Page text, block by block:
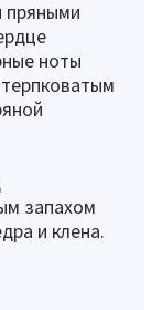
пряными
ноты
запахом
и клена.